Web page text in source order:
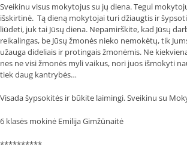
Sveikinu visus mokytojus su jų diena. Tegul
išskirtinė. Tą dieną mokytojai turi džiaugtis ir
liūdeti, juk tai Jūsų diena. Nepamirškite, kad Jūsų
reikalingas, be Jūsų žmonės nieko nemokėtų, tik
užauga dideliais ir protingais žmonėmis. Ne
nes ne visi žmonės myli vaikus, nori juos išmokyti
tiek daug kantrybės…
Visada šypsokitės ir būkite laimingi. Sveikinu su
6 klasės mokinė Emilija Gimžūnaitė
**********